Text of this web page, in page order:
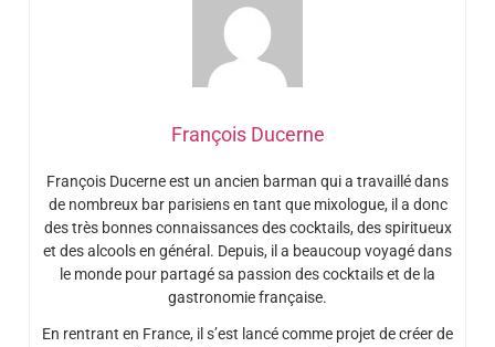
François Ducerne
François Ducerne est un ancien barman qui a travaillé dans
de nombreux bar parisiens en tant que mixologue, il a donc
des très bonnes connaissances des cocktails, des spiritueux
et des alcools en général. Depuis, il a beaucoup voyagé dans
le monde pour partagé sa passion des cocktails et de la
gastronomie française.
En rentrant en France, il s’est lancé comme projet de créer de